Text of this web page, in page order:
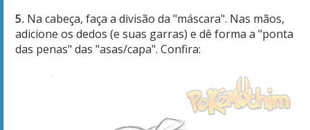
5. Na cabeça, faça a divisão da "máscara". Nas mãos,
adicione os dedos (e suas garras) e dê forma a "ponta
das penas" das "asas/capa". Confira: